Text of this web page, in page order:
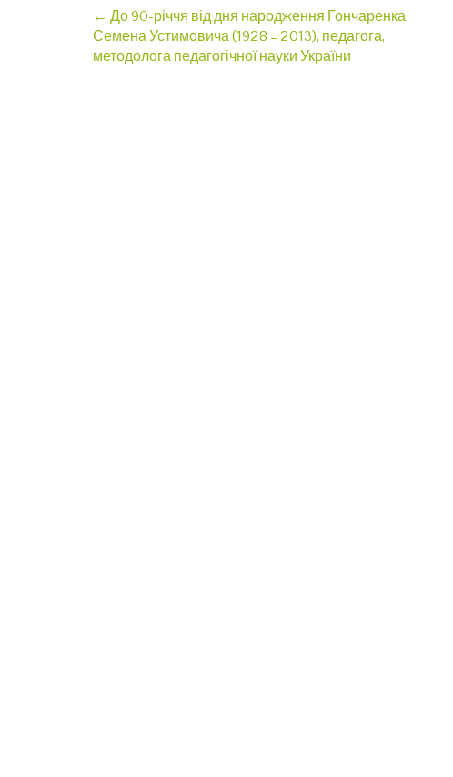
Post
navigation
← До 90-річчя від дня народження Гончаренка
Семена Устимовича (1928 – 2013), педагога,
методолога педагогічної науки України